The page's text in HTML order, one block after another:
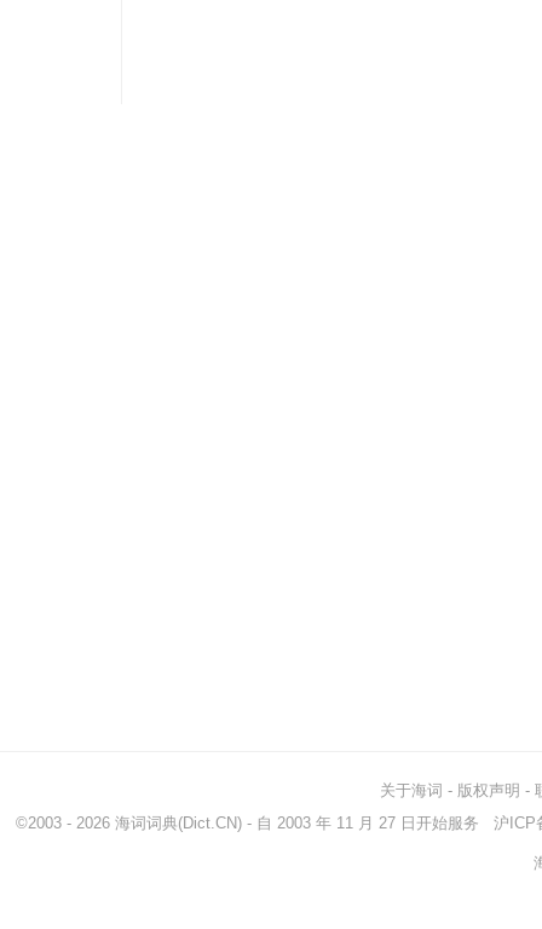
关于海词 - 版权声明 -
©2003 - 2026 海词词典(Dict.CN) - 自 2003 年 11 月 27 日开始服务 沪ICP